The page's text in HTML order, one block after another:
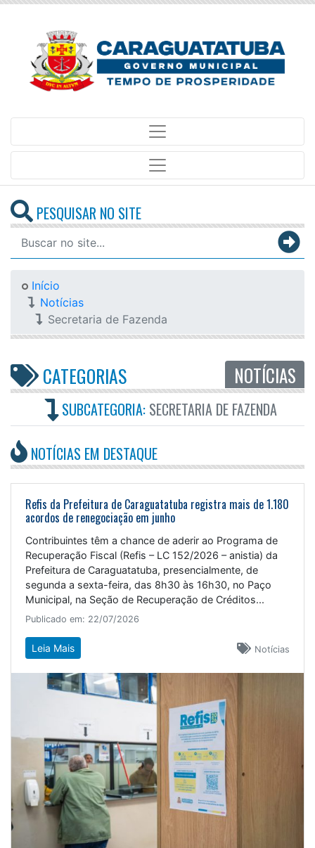
PESQUISAR NO SITE
Início
Notícias
Secretaria de Fazenda
CATEGORIAS NOTÍCIAS
SUBCATEGORIA: SECRETARIA DE FAZENDA
NOTÍCIAS EM DESTAQUE
Refis da Prefeitura de Caraguatatuba registra mais de 1.180
acordos de renegociação em junho
Contribuintes têm a chance de aderir ao Programa de
Recuperação Fiscal (Refis – LC 152/2026 – anistia) da
Prefeitura de Caraguatatuba, presencialmente, de
segunda a sexta-feira, das 8h30 às 16h30, no Paço
Municipal, na Seção de Recuperação de Créditos...
Publicado em: 22/07/2026
Notícias
Leia Mais